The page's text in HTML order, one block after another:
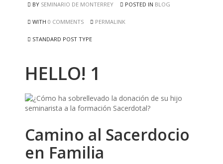
BY SEMINARIO DE MONTERREY POSTED IN BLOG
WITH 0 COMMENTS PERMALINK
STANDARD POST TYPE
HELLO! 1
Camino al Sacerdocio
en Familia